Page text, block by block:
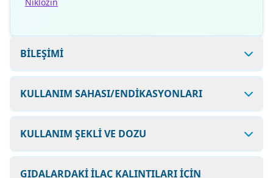
BİLEŞİMİ
KULLANIM SAHASI/ENDİKASYONLARI
KULLANIM ŞEKLİ VE DOZU
GIDALARDAKİ İLAÇ KALINTILARI İÇİN